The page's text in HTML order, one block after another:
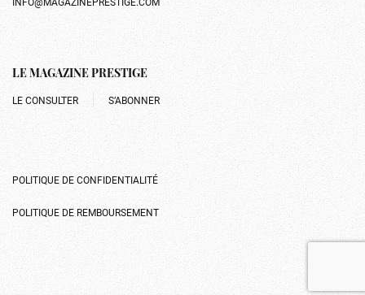
LE MAGAZINE PRESTIGE
LE CONSULTER S’ABONNER
POLITIQUE DE CONFIDENTIALITÉ
POLITIQUE DE REMBOURSEMENT